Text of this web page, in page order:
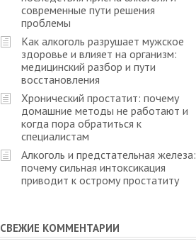
современные пути решения
проблемы
Как алкоголь разрушает мужское
здоровье и влияет на организм:
медицинский разбор и пути
восстановления
Хронический простатит: почему
домашние методы не работают и
когда пора обратиться к
специалистам
Алкоголь и предстательная железа:
почему сильная интоксикация
приводит к острому простатиту
СВЕЖИЕ КОММЕНТАРИИ